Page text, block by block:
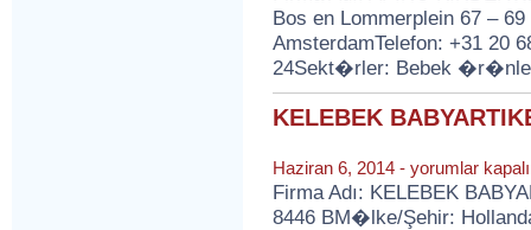
için
Bos en Lommerplein 67 –
AmsterdamTelefon: +31 20
24Sekt�rler: Bebek
KELEBEK
Haziran 6, 2014 - KELEBEK
BABYARTIKELEN
için
yorumlar kapalı
Firma Adı: KELEBEK
8446 BM�lke/Şehir: